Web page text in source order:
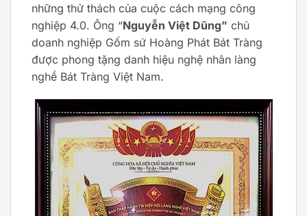
những thử thách của cuộc cách mạng công
nghiệp 4.0. Ông “Nguyễn Việt Dũng” chủ
doanh nghiệp Gốm sứ Hoàng Phát Bát Tràng
được phong tặng danh hiệu nghệ nhân làng
nghề Bát Tràng Việt Nam.